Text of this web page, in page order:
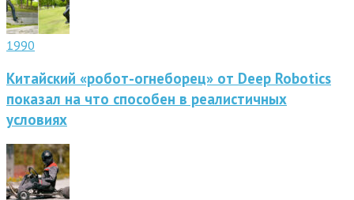
1990
Китайский «робот-огнеборец» от Deep Robotics
показал на что способен в реалистичных
условиях